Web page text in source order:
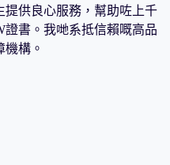
供良心服務，幫助咗上千
書。我哋系抵信賴嘅高品
機構。